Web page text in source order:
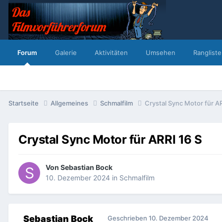
Forum Galerie Aktivitäten Umsehen Rangliste
Startseite Allgemeines Schmalfilm Crystal Sync Motor für
Crystal Sync Motor für ARRI 16 S
Von Sebastian Bock
10. Dezember 2024 in Schmalfilm
Sebastian Bock Geschrieben 10. Dezember 2024